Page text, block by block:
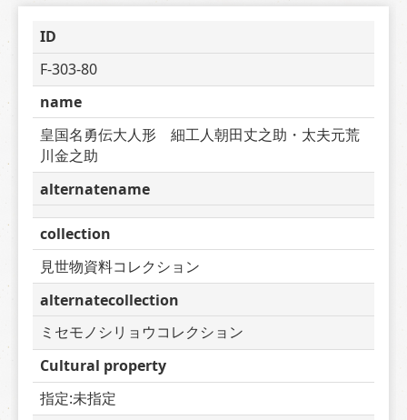
ID
F-303-80
name
皇国名勇伝大人形　細工人朝田丈之助・太夫元荒
川金之助
alternatename
collection
見世物資料コレクション
alternatecollection
ミセモノシリョウコレクション
Cultural property
指定:未指定